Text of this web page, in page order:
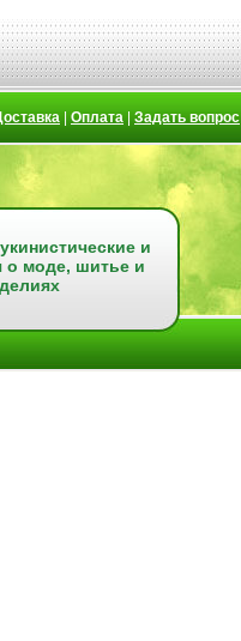
Оплата Задать вопрос
и
о моде, шитье и